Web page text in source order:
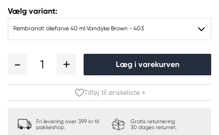
Vælg variant:
Rembrandt oliefarve 40 ml Vandyke Brown - 403
1 Læg i varekurven
Tilføj til ønskeliste »
Fri levering over 399 kr til
pakkeshop.
Gratis returnering
30 dages returret.